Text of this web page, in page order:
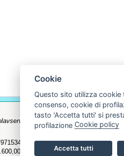
non possono essere
- Fax 011/9715598 | Cf. P.Iva
I.v.
Cookie
Questo sito utilizza cookie
consenso, cookie di
tasto 'Accetta tutti' si
profilazione Cookie policy
Accetta tutti